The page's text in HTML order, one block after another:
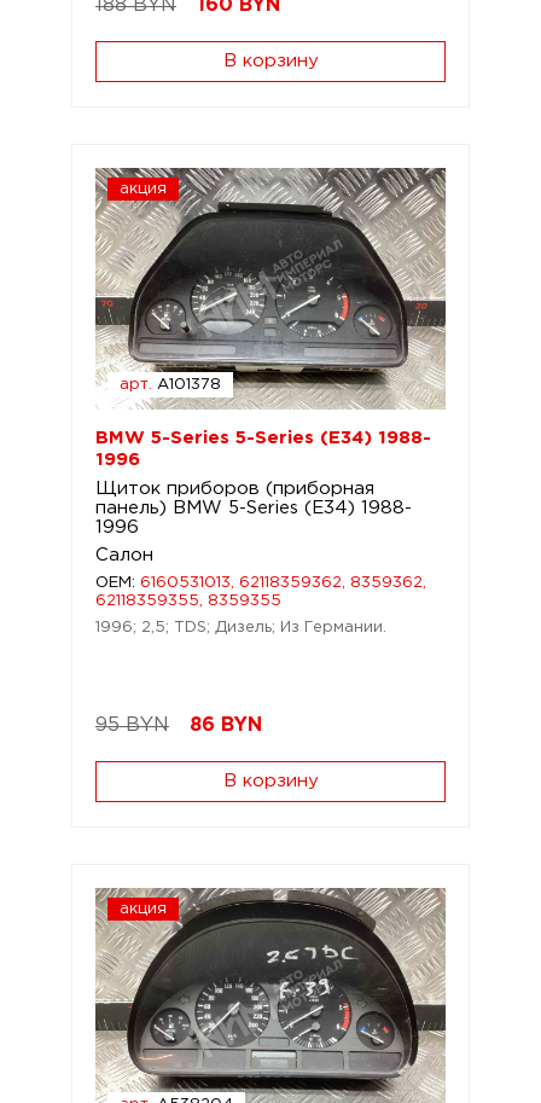
188 BYN 160 BYN
В корзину
акция
арт. A101378
BMW 5-Series 5-Series (E34) 1988-
1996
Щиток приборов (приборная
панель) BMW 5-Series (E34) 1988-
1996
Салон
OEM: 6160531013, 62118359362, 8359362,
62118359355, 8359355
1996; 2,5; TDS; Дизель; Из Германии.
95 BYN 86 BYN
В корзину
акция